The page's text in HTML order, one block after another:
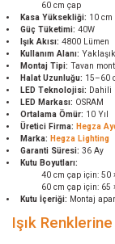
60 cm çap
Kasa Yüksekliği: 10 cm
Güç Tüketimi: 40W
Işık Akısı: 4800 Lümen
Kullanım Alanı:
Montaj Tipi: Tavan
Halat Uzunluğu: 15–60
LED Teknolojisi: Dahili
LED Markası: OSRAM
Ortalama Ömür: 10 Yıl
Üretici Firma: Hegza
Marka: Hegza Lighting
Garanti Süresi: 36 Ay
Kutu Boyutları:
40 cm çap için: 50
60 cm çap için: 65
Kutu İçeriği: Montaj
Işık